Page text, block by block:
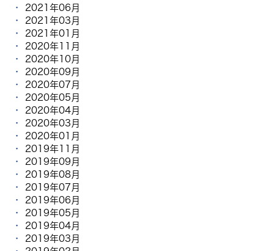
2021年06月
2021年03月
2021年01月
2020年11月
2020年10月
2020年09月
2020年07月
2020年05月
2020年04月
2020年03月
2020年01月
2019年11月
2019年09月
2019年08月
2019年07月
2019年06月
2019年05月
2019年04月
2019年03月